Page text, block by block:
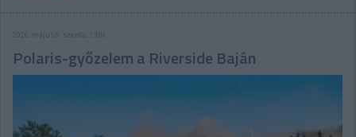
2026. május 6. szerda, 13:06
Polaris-győzelem a Riverside Baján